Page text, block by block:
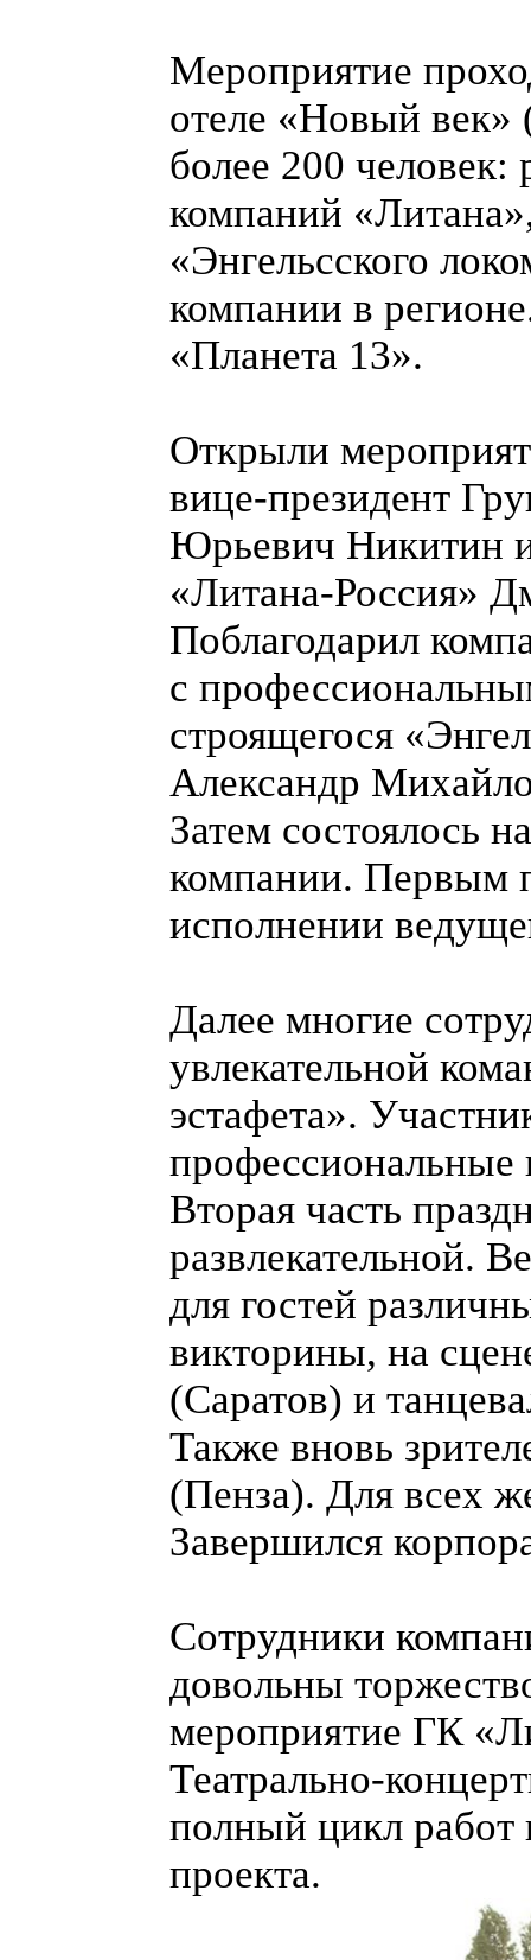
Мероприятие
отеле «Новый век»
более 200
компаний
«Энгельсского
компании в
«Планета 13».
Открыли
вице-президент
Юрьевич Никитин и
«Литана-Россия»
Поблагодарил
с
строящегося
Александр
Затем состоялось
компании. Первым
исполнении
Далее многие
увлекательной
эстафета».
Вторая часть
развлекательной.
для гостей
викторины, на
(Саратов) и
Также вновь
(Пенза). Для всех
Завершился
Сотрудники
довольны
мероприятие ГК
Театрально-
полный цикл работ
проекта.